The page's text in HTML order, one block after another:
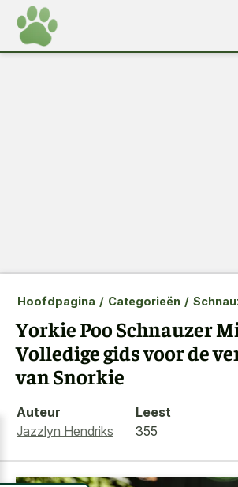
Hoofdpagina / Categorieën /
Yorkie Poo Schnauzer
Volledige gids voor de
van Snorkie
Auteur
Jazzlyn Hendriks
Leest
355